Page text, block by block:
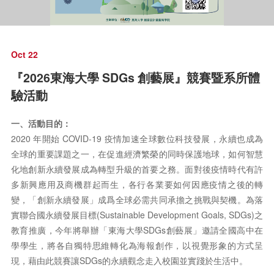
Oct 22
『2026東海大學 SDGs 創藝展』競賽暨系所體
驗活動
一、活動目的：
2020 年開始 COVID-19 疫情加速全球數位科技發展，永續也成為
全球的重要課題之一，在促進經濟繁榮的同時保護地球，如何智慧
化地創新永續發展成為轉型升級的首要之務。面對後疫情時代有許
多新興應用及商機群起而生，各行各業要如何因應疫情之後的轉
變，「創新永續發展」成爲全球必需共同承擔之挑戰與契機。為落
實聯合國永續發展目標(Sustainable Development Goals, SDGs)之
教育推廣，今年將舉辦「東海大學SDGs創藝展」邀請全國高中在
學學生，將各自獨特思維轉化為海報創作，以視覺形象的方式呈
現，藉由此競賽讓SDGs的永續觀念走入校園並實踐於生活中。